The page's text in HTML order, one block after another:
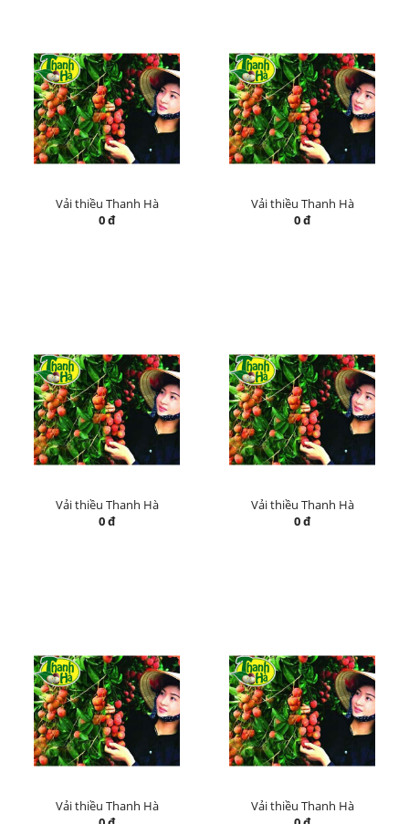
Vải thiều Thanh Hà
0 đ
Vải thiều Thanh Hà
0 đ
Vải thiều Thanh Hà
0 đ
Vải thiều Thanh Hà
0 đ
Vải thiều Thanh Hà
Vải thiều Thanh Hà